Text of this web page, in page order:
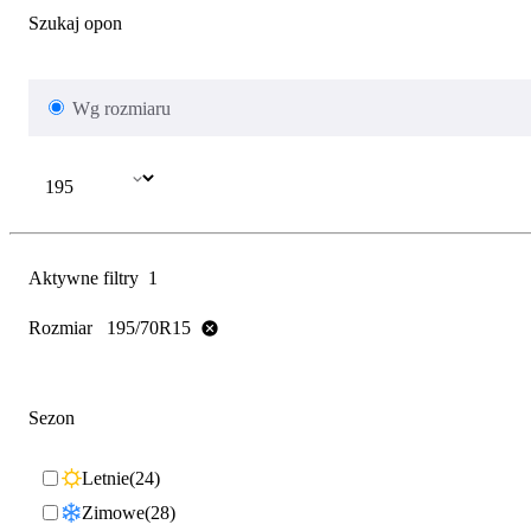
Szukaj opon
Wg rozmiaru
Aktywne filtry 1
Rozmiar 195/70R15
Sezon
Letnie 24
Zimowe 28